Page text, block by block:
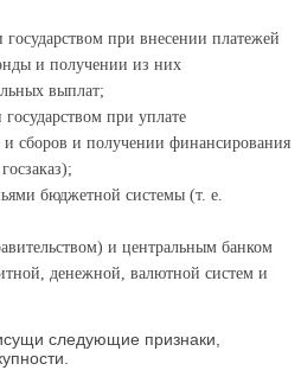
при внесении платежей
и получении из них
выплат;
при уплате
и сборов и получении финансирования
бюджетной системы (т. е.
и центральным банком
денежной, валютной систем и
следующие признаки,